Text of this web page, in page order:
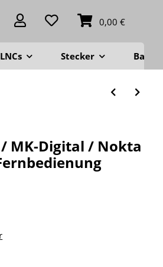
0,00 €
Stecker
MK-Digital / Nokta